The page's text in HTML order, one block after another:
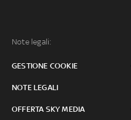
Note legali:
GESTIONE COOKIE
NOTE LEGALI
OFFERTA SKY MEDIA